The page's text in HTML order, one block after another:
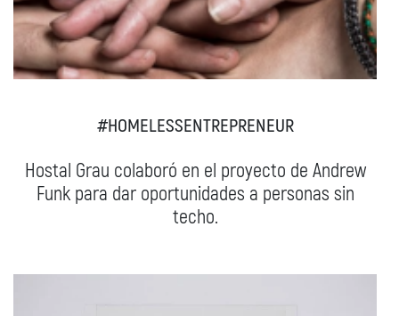
#HOMELESSENTREPRENEUR
Hostal Grau colaboró en el proyecto de Andrew
Funk para dar oportunidades a personas sin
techo.